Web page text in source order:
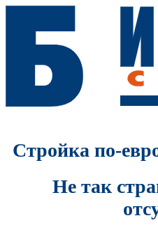
Стройка по-
Не так